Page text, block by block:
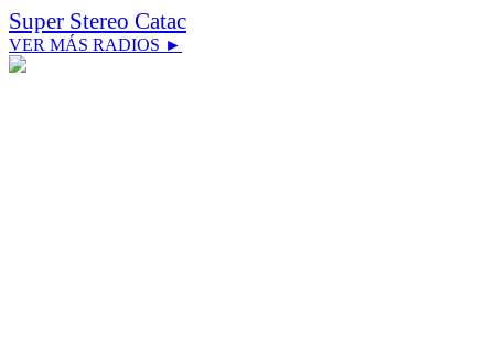
Super Stereo Catac
VER MÁS RADIOS ►